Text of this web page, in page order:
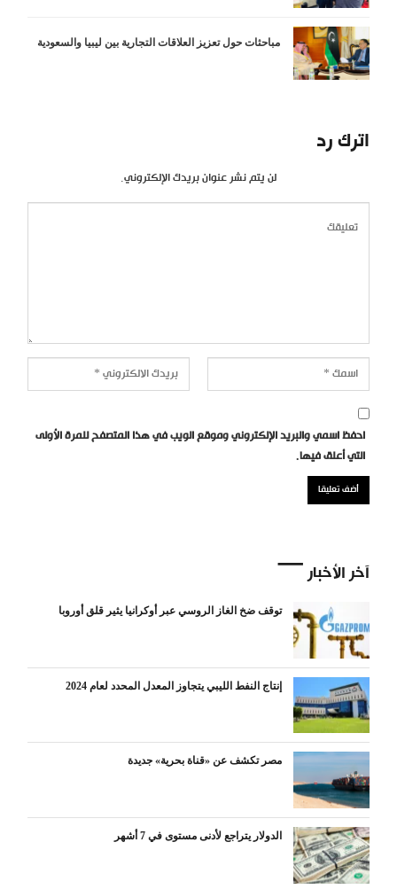
مباحثات حول تعزيز العلاقات التجارية بين ليبيا والسعودية
اترك رد
لن يتم نشر عنوان بريدك الإلكتروني.
احفظ اسمي والبريد الإلكتروني وموقع الويب في هذا المتصفح للمرة الأولى
التي أعلق فيها.
آخر الأخبار
توقف ضخ الغاز الروسي عبر أوكرانيا يثير قلق أوروبا
إنتاج النفط الليبي يتجاوز المعدل المحدد لعام 2024
مصر تكشف عن «قناة بحرية» جديدة
الدولار يتراجع لأدنى مستوى في 7 أشهر